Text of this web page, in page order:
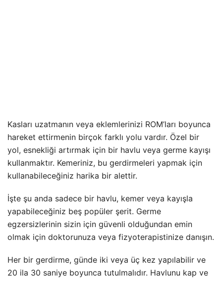
Kasları uzatmanın veya eklemlerinizi ROM’ları boyunca
hareket ettirmenin birçok farklı yolu vardır. Özel bir
yol, esnekliği artırmak için bir havlu veya germe kayışı
kullanmaktır. Kemeriniz, bu gerdirmeleri yapmak için
kullanabileceğiniz harika bir alettir.
İşte şu anda sadece bir havlu, kemer veya kayışla
yapabileceğiniz beş popüler şerit. Germe
egzersizlerinin sizin için güvenli olduğundan emin
olmak için doktorunuza veya fizyoterapistinize danışın.
Her bir gerdirme, günde iki veya üç kez yapılabilir ve
20 ila 30 saniye boyunca tutulmalıdır. Havlunu kap ve